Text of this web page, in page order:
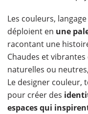
Les couleurs,
déploient en une
racontant une
Chaudes et
naturelles ou neutres,
Le designer couleur,
pour créer des
espaces qui